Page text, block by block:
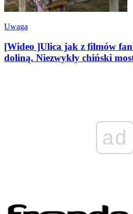
Uwaga
[Wideo ]Ulica jak z filmów
doliną. Niezwykły chiński
ad